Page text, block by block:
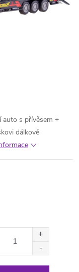
auto s přívěsem +
dálkově